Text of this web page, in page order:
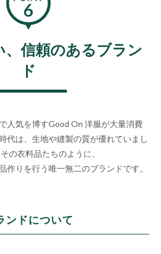
、信頼のあるブラン
ド
人気を博すGood On 洋服が大量消費
代は、生地や縫製の質が優れていまし
の衣料品たちのように、
作りを行う唯一無二のブランドです。
ンドについて